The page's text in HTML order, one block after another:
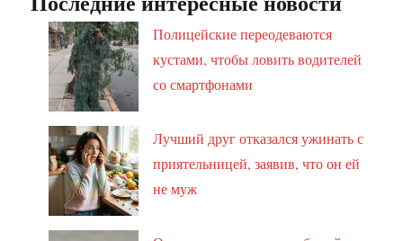
Полицейские переодеваются
кустами, чтобы ловить водителей
со смартфонами
Лучший друг отказался ужинать с
приятельницей, заявив, что он ей
не муж